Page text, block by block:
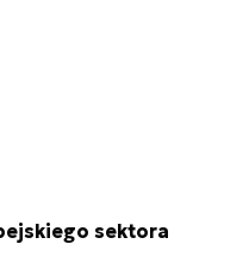
sektora